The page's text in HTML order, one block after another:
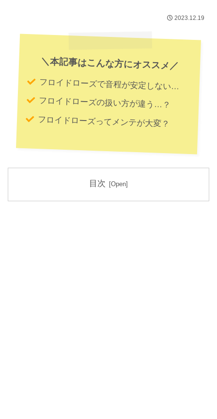
2023.12.19
＼本記事はこんな方にオススメ／
フロイドローズで音程が安定しない…
フロイドローズの扱い方が違う…？
フロイドローズってメンテが大変？
目次